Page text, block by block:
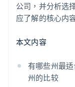
10. 佛罗里达州
生活质量
实体经营
公司，并分析选
应了解的核心内
本文内容
有哪些州最
州的比较